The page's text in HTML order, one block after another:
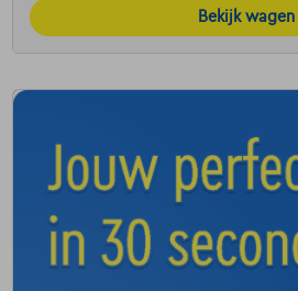
Bekijk wagen